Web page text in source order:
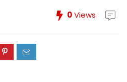
0Views